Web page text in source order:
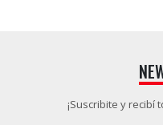
¡Suscribite y